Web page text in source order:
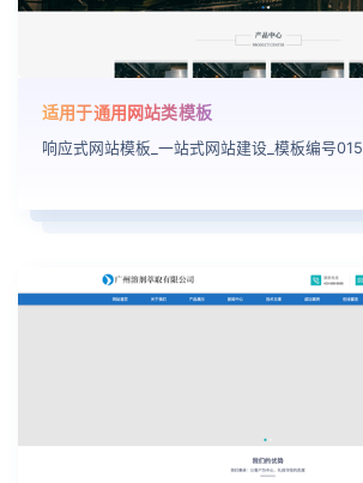
适用于通用网站类模板
响应式网站模板_一站式网站建设_模板编号015